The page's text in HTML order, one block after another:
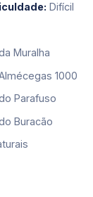
Difícil
Muralha
1000
Parafuso
Buracão